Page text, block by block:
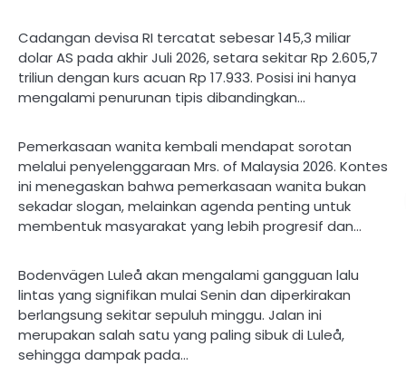
Cadangan devisa RI tercatat sebesar 145,3 miliar
dolar AS pada akhir Juli 2026, setara sekitar Rp 2.605,7
triliun dengan kurs acuan Rp 17.933. Posisi ini hanya
mengalami penurunan tipis dibandingkan…
Pemerkasaan wanita kembali mendapat sorotan
melalui penyelenggaraan Mrs. of Malaysia 2026. Kontes
ini menegaskan bahwa pemerkasaan wanita bukan
sekadar slogan, melainkan agenda penting untuk
membentuk masyarakat yang lebih progresif dan…
Bodenvägen Luleå akan mengalami gangguan lalu
lintas yang signifikan mulai Senin dan diperkirakan
berlangsung sekitar sepuluh minggu. Jalan ini
merupakan salah satu yang paling sibuk di Luleå,
sehingga dampak pada…